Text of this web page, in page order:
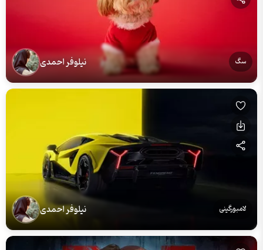
سگ نیلوفر احمدی
لامبورگینی نیلوفر احمدی